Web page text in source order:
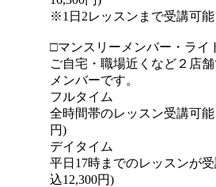
※1日2レッスンまで受講可能
□マンスリーメンバー・ライ
ご自宅・職場近くなど２店
メンバーです。
フルタイム
全時間帯のレッスン受講可能
円)
デイタイム
平日17時までのレッスンが
込12,300円)